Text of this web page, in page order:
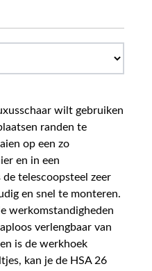
wilt gebruiken
randen te
op een zo
en in een
telescoopsteel zeer
en snel te monteren.
werkomstandigheden
verlengbaar van
is de werkhoek
kan je de HSA 26